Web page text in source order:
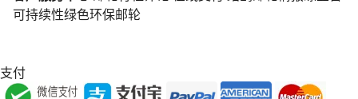
可持续性绿色环保邮轮
支付